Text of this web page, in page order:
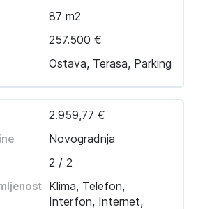
87 m2
257.500 €
Ostava, Terasa, Parking
2.959,77 €
Novogradnja
2 / 2
Klima, Telefon,
Interfon, Internet,